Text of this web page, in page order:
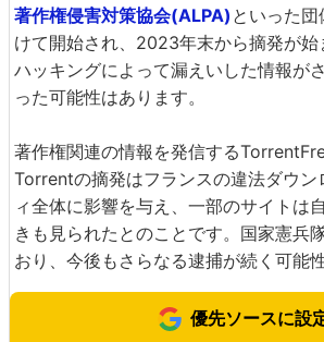
著作権侵害対策協会(ALPA) といった
けて開始され、2023年末から摘発が始
ハッキングによって漏えいした情報が
った可能性はあります。
著作権関連の情報を発信する
Torrentの摘発はフランスの違法ダウン
ィ全体に影響を与え、一部のサイトは
きも見られたとのことです。国家憲兵
おり、今後もさらなる逮捕が続く可能
優先ソースに設